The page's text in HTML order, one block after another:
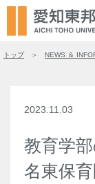
トップ NEWS ＆
2023.11.03
教育学
名東保